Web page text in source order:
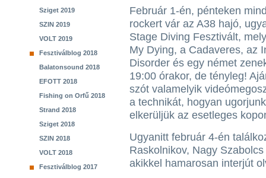
Sziget 2019
SZIN 2019
VOLT 2019
Fesztiválblog 2018
Balatonsound 2018
EFOTT 2018
Fishing on Orfű 2018
Strand 2018
Sziget 2018
SZIN 2018
VOLT 2018
Fesztiválblog 2017
Február 1-én, pénteken
rockert vár az A38 hajó,
Stage Diving Fesztivált,
My Dying, a Cadaveres, az
Disorder és egy német
19:00 órakor, de tényleg!
szót valamelyik
a technikát, hogyan
elkerüljük az esetleges
Ugyanitt február 4-én
Raskolnikov, Nagy
akikkel hamarosan interjút